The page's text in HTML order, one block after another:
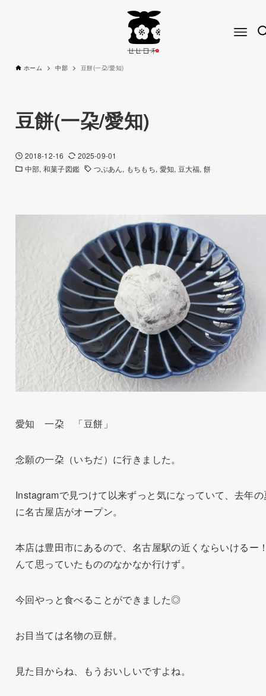
ホーム 中部 豆餅(一朶/愛知)
豆餅(一朶/愛知)
2018-12-16
2025-09-01
中部 和菓子図鑑 つぶあん もちもち 愛知 豆大福 餅
愛知 一朶 「豆餅」
念願の一朶（いちだ）に行きました。
Instagramで見つけて以来ずっと気になっていて、去年の
に名古屋店がオープン。
本店は豊田市にあるので、名古屋駅の近くならいけるー
んて思っていたもののなかなか行けず。
今回やっと食べることができました◎
お目当ては名物の豆餅。
見た目からね、もうおいしいですよね。